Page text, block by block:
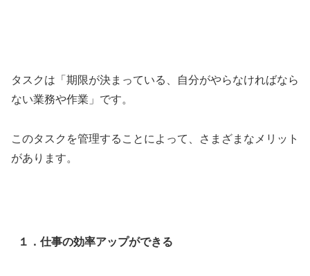
タスクは「期限が決まっている、自分がやらなければなら
ない業務や作業」です。
このタスクを管理することによって、さまざまなメリット
があります。
１．仕事の効率アップができる